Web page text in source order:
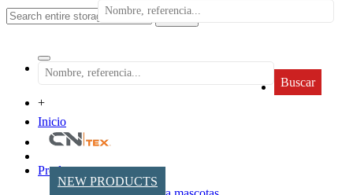
search
Buscar
+
Inicio
NEW PRODUCTS
Productos